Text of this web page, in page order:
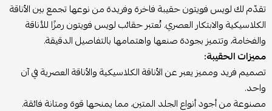
تقدّم لك لويس فويتون حقيبة فاخرة وفريدة من نوعها تجمع بين الأناقة
الكلاسيكية والابتكار العصري. تُعتبر حقائب لويس فويتون رمزًا للأناقة
والفخامة، وتتميز بجودة صنعها واهتمامها بالتفاصيل الدقيقة.
مميزات الحقيبة:
تصميم فريد ومميز يعبر عن الأناقة الكلاسيكية والأناقة العصرية في آن
واحد.
مصنوعة من أجود أنواع الجلد المتين، مما يمنحها قوة ومتانة فائقة.